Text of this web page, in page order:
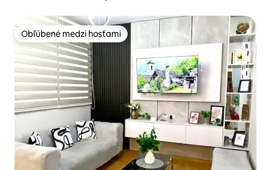
Obľúbené medzi hosťami
Obľúbené medzi hosťami